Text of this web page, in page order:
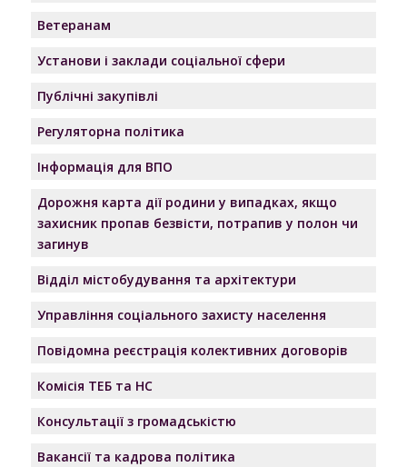
Ветеранам
Установи і заклади соціальної сфери
Публічні закупівлі
Регуляторна політика
Інформація для ВПО
Дорожня карта дії родини у випадках, якщо
захисник пропав безвісти, потрапив у полон чи
загинув
Відділ містобудування та архітектури
Управління соціального захисту населення
Повідомна реєстрація колективних договорів
Комісія ТЕБ та НС
Консультації з громадськістю
Вакансії та кадрова політика